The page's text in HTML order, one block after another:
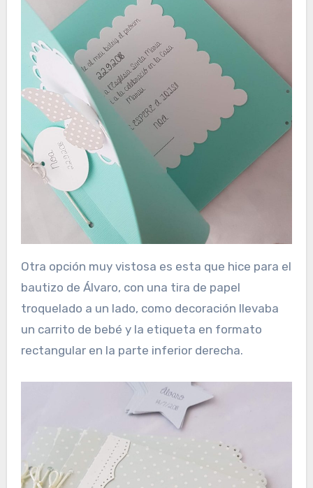
Otra opción muy vistosa es esta que hice para el
bautizo de Álvaro, con una tira de papel
troquelado a un lado, como decoración llevaba
un carrito de bebé y la etiqueta en formato
rectangular en la parte inferior derecha.